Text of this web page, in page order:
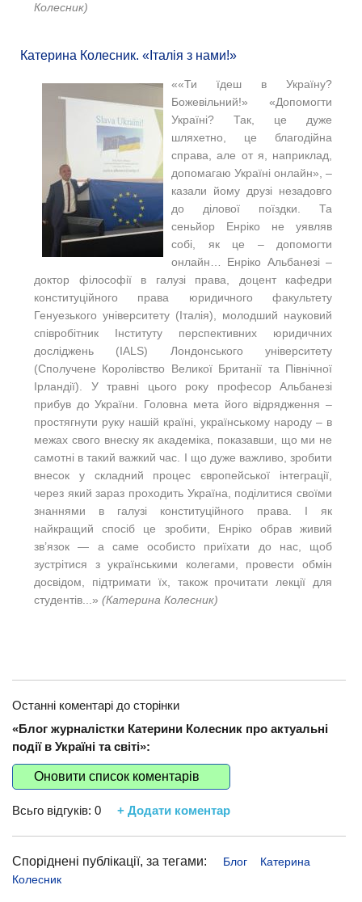
Колесник)
Катерина Колесник. «Італія з нами!»
««Ти їдеш в Україну?
Божевільний!» «Допомогти
Україні? Так, це дуже
шляхетно, це благодійна
справа, але от я, наприклад,
допомагаю Україні онлайн», –
казали йому друзі незадовго
до ділової поїздки. Та
сеньйор Енріко не уявляв
собі, як це – допомогти
онлайн… Енріко Альбанезі –
доктор філософії в галузі права, доцент кафедри
конституційного права юридичного факультету
Генуезького університету (Італія), молодший науковий
співробітник Інституту перспективних юридичних
досліджень (IALS) Лондонського університету
(Сполучене Королівство Великої Британії та Північної
Ірландії). У травні цього року професор Альбанезі
прибув до України. Головна мета його відрядження –
простягнути руку нашій країні, українському народу – в
межах свого внеску як академіка, показавши, що ми не
самотні в такий важкий час. І що дуже важливо, зробити
внесок у складний процес європейської інтеграції,
через який зараз проходить Україна, поділитися своїми
знаннями в галузі конституційного права. І як
найкращий спосіб це зробити, Енріко обрав живий
зв’язок — а саме особисто приїхати до нас, щоб
зустрітися з українськими колегами, провести обмін
досвідом, підтримати їх, також прочитати лекції для
студентів...» (Катерина Колесник)
Останні коментарі до сторінки
«Блог журналістки Катерини Колесник про актуальні
події в Україні та світі»:
Оновити список коментарів
Всьго відгуків: 0 + Додати коментар
Споріднені публікації, за тегами: Блог
Катерина
Колесник